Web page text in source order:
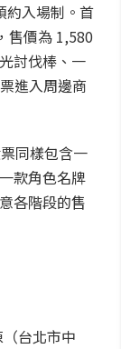
約入場制。首
售價為 1,580
討伐棒、一
進入周邊商
同樣包含一
款角色名牌
各階段的售
台北市中